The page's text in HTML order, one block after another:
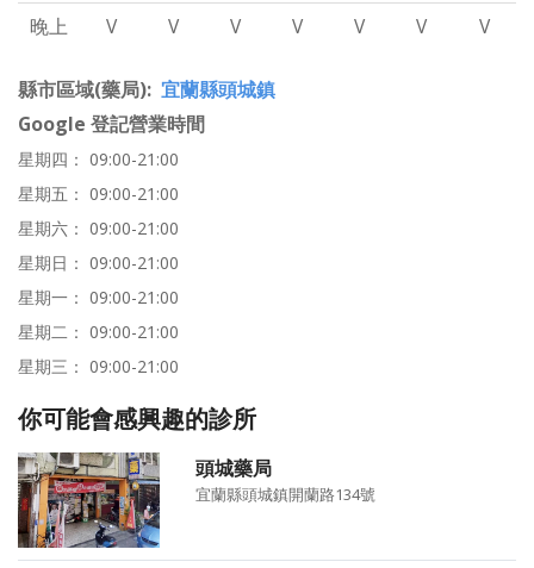
晚上
V V V V V V V
縣市區域(藥局) 宜蘭縣頭城鎮
Google 登記營業時間
星期四： 09:00-21:00
星期五： 09:00-21:00
星期六： 09:00-21:00
星期日： 09:00-21:00
星期一： 09:00-21:00
星期二： 09:00-21:00
星期三： 09:00-21:00
你可能會感興趣的診所
頭城藥局
宜蘭縣頭城鎮開蘭路134號